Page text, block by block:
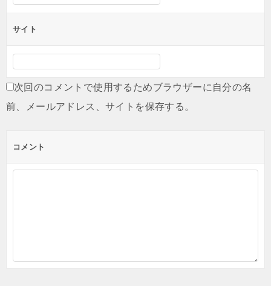
サイト
次回のコメントで使用するためブラウザーに自分の名
前、メールアドレス、サイトを保存する。
コメント